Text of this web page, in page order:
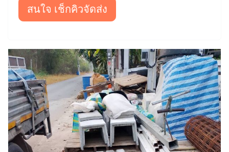
สนใจ เช็กคิวจัดส่ง